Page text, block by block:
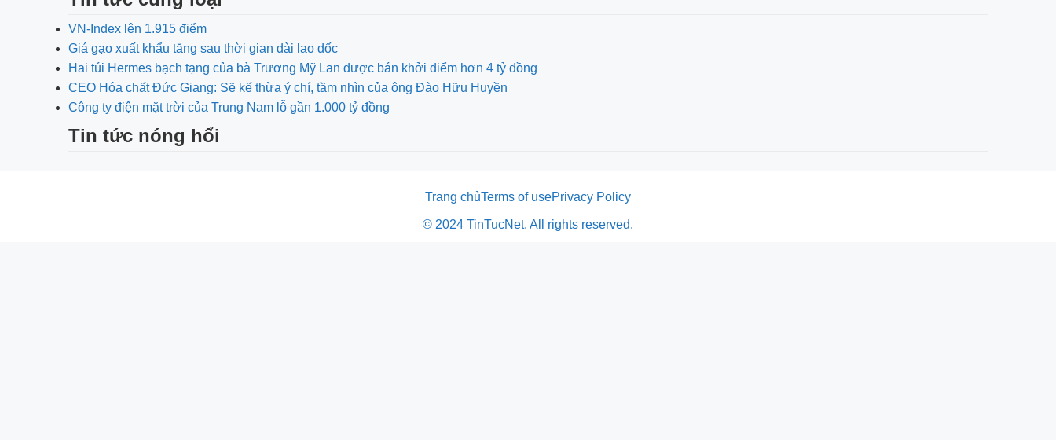
VN-Index lên 1.915 điểm
Giá gạo xuất khẩu tăng sau thời gian dài lao dốc
Hai túi Hermes bạch tạng của bà Trương Mỹ Lan được bán khởi điểm hơn 4 tỷ đồng
CEO Hóa chất Đức Giang: Sẽ kế thừa ý chí, tầm nhìn của ông Đào Hữu Huyền
Công ty điện mặt trời của Trung Nam lỗ gần 1.000 tỷ đồng
Tin tức nóng hổi
Trang chủTerms of usePrivacy Policy
© 2024 TinTucNet. All rights reserved.